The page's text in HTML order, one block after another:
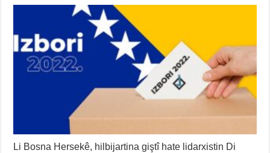
Li Bosna Hersekê, hilbijartina giştî hate lidarxistin Di